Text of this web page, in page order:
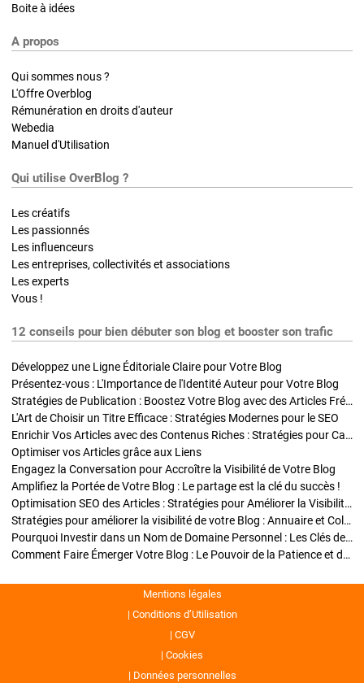
Boite à idées
A propos
Qui sommes nous ?
L'Offre Overblog
Rémunération en droits d'auteur
Webedia
Manuel d'Utilisation
Qui utilise OverBlog ?
Les créatifs
Les passionnés
Les influenceurs
Les entreprises, collectivités et associations
Les experts
Vous !
12 conseils pour bien débuter son blog et booster son trafic
Développez une Ligne Éditoriale Claire pour Votre Blog
Présentez-vous : L'Importance de l'Identité Auteur pour Votre Blog
Stratégies de Publication : Boostez Votre Blog avec des Articles Fréquents et Exclusifs
L'Art de Choisir un Titre Efficace : Stratégies Modernes pour le SEO
Enrichir Vos Articles avec des Contenus Riches : Stratégies pour Captiver et Optimiser
Optimiser vos Articles grâce aux Liens
Engagez la Conversation pour Accroître la Visibilité de Votre Blog
Amplifiez la Portée de Votre Blog : Le partage est la clé du succès !
Optimisation SEO des Articles : Stratégies pour Améliorer la Visibilité de Votre Blog
Stratégies pour améliorer la visibilité de votre Blog : Annuaire et Collaborations
Pourquoi Investir dans un Nom de Domaine Personnel : Les Clés de la Réussite de Votre Blog
Comment Faire Émerger Votre Blog : Le Pouvoir de la Patience et de la Persévérance
Mentions légales
Conditions d’Utilisation
CGV
Cookies
Données personnelles